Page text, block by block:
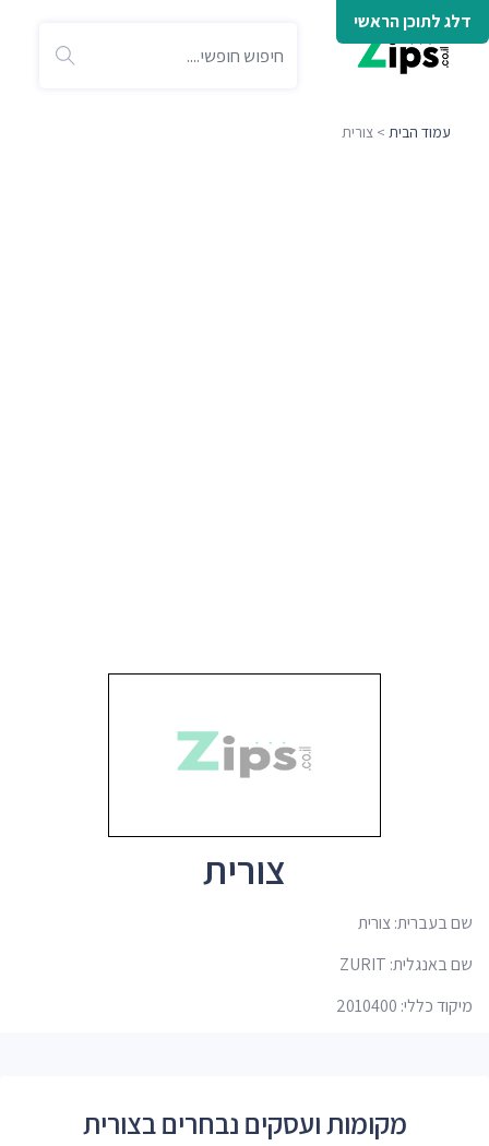
דלג לתוכן הראשי
עמוד הבית > צורית
צורית
שם בעברית: צורית
שם באנגלית: ZURIT
מיקוד כללי: 2010400
מקומות ועסקים נבחרים בצורית